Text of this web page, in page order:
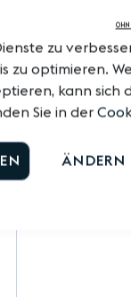
zu
zu optimieren.
kann sich
Sie in der
ÄNDERN